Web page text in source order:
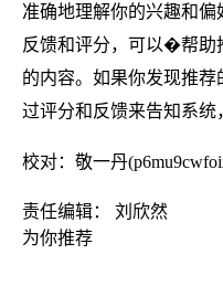
准确地理解你的兴趣和
反馈和评分，可以�帮助
的内容。如果你发现推
过评分和反馈来告知系统
校对：敬一丹
责任编辑： 刘欣然
为你推荐